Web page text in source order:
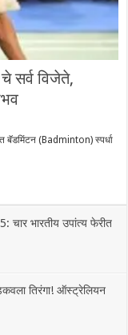
विजेते,
बॅडमिंटन (Badminton) स्पर्धा
भारतीय उपांत्य फेरीत
तिरंगा! ऑस्ट्रेलियन